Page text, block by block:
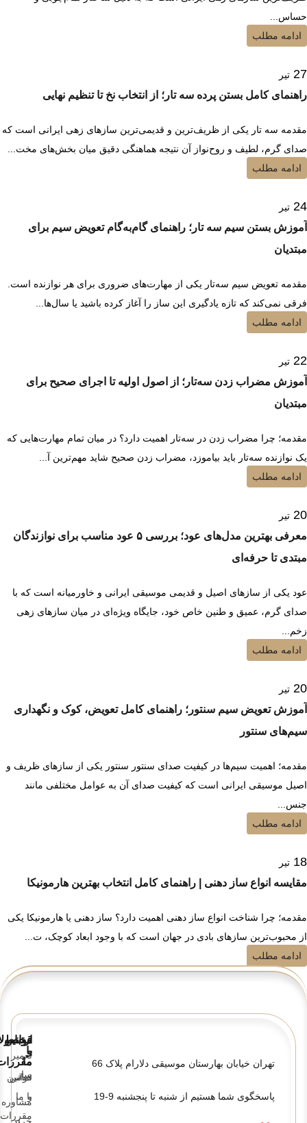
حساس...
ادامه مطلب
27 تیر
راهنمای کامل بستن پرده سه تار؛ از انتخاب نخ تا تنظیم نهایی
مقدمه سه تار یکی از ظریف‌ترین و قدیمی‌ترین سازهای زهی ایرانی است که
صدای گرم، لطیف و روح‌نواز آن نتیجه هماهنگی دقیق میان بخش‌های مخت...
ادامه مطلب
24 تیر
آموزش بستن سیم سه تار؛ راهنمای گام‌به‌گام تعویض سیم برای
مبتدیان
مقدمه تعویض سیم سه‌تار یکی از مهارت‌های ضروری برای هر نوازنده است.
فرقی نمی‌کند که تازه یادگیری این ساز را آغاز کرده باشید یا سال‌ها...
ادامه مطلب
22 تیر
آموزش مضراب زدن سه‌تار؛ از اصول اولیه تا اجرای صحیح برای
مبتدیان
مقدمه؛ چرا مضراب زدن در سه‌تار اهمیت دارد؟ در میان تمام مهارت‌هایی که
یک نوازنده سه‌تار باید بیاموزد، مضراب زدن صحیح شاید مهم‌ترین آ...
ادامه مطلب
20 تیر
معرفی بهترین مدل‌های عود؛ بررسی ۵ عود مناسب برای نوازندگان
مبتدی تا حرفه‌ای
عود یکی از سازهای اصیل و قدیمی موسیقی ایرانی و خاورمیانه است که با
صدای گرم، عمیق و طنین خاص خود، جایگاه ویژه‌ای در میان سازهای زهی
زخم...
ادامه مطلب
20 تیر
آموزش تعویض سیم سنتور؛ راهنمای کامل تعویض، کوک و نگهداری
سیم‌های سنتور
مقدمه؛ اهمیت سیم‌ها در کیفیت صدای سنتور سنتور یکی از سازهای ظریف و
اصیل موسیقی ایرانی است که کیفیت صدای آن به عوامل مختلفی مانند
جنس...
ادامه مطلب
18 تیر
مقایسه انواع ساز دهنی | راهنمای کامل انتخاب بهترین هارمونیکا
مقدمه؛ چرا شناخت انواع ساز دهنی اهمیت دارد؟ ساز دهنی یا هارمونیکا یکی
از محبوب‌ترین سازهای بادی در جهان است که با وجود ابعاد کوچک، ت...
ادامه مطلب
تهران خیابان بهارستان موسیقی دلارام پلاک 66
پاسخگوی شما هستیم از شنبه تا پنجشنبه 9-19
تعمیر
ساز
مشاوره
قوانین
و
قوانین
و
مقررات
ارتباط
با
ما
تماس
با ما